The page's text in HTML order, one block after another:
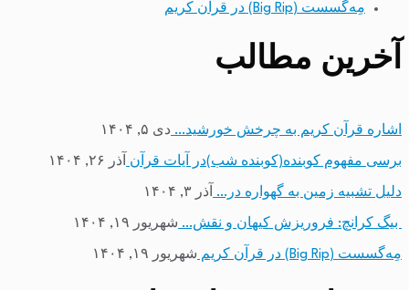
مِه‌گسست (Big Rip) در قرآن کریم
آخرین مطالب
اشاره قرآن کریم به چرخش خورشید… دی ۵, ۱۴۰۴
برسی مفهوم کوبنده(کوبنده شب)در آیات قرآن آذر ۲۶, ۱۴۰۴
دلیل تشبیه زمین به گهواره در… آذر ۳, ۱۴۰۴
بیگ کرانچ: فروریزش کیهان و نقش… شهریور ۱۹, ۱۴۰۴
مِه‌گسست (Big Rip) در قرآن کریم شهریور ۱۹, ۱۴۰۴